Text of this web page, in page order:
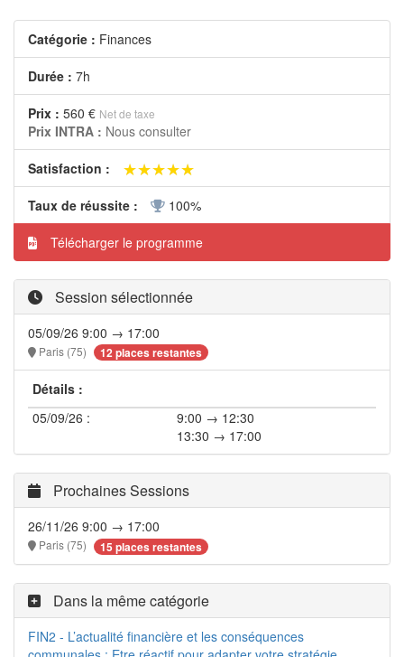
Catégorie : Finances
Durée : 7h
Prix : 560 € Net de taxe
Prix INTRA : Nous consulter
Satisfaction : ★★★★★
★★★★★
Taux de réussite : 100%
Télécharger le programme
Session sélectionnée
05/09/26 9:00 → 17:00
Paris (75) 12 places restantes
Détails :
05/09/26 :
9:00 → 12:30
13:30 → 17:00
Prochaines Sessions
26/11/26 9:00 → 17:00
Paris (75) 15 places restantes
Dans la même catégorie
FIN2 - L’actualité financière et les conséquences